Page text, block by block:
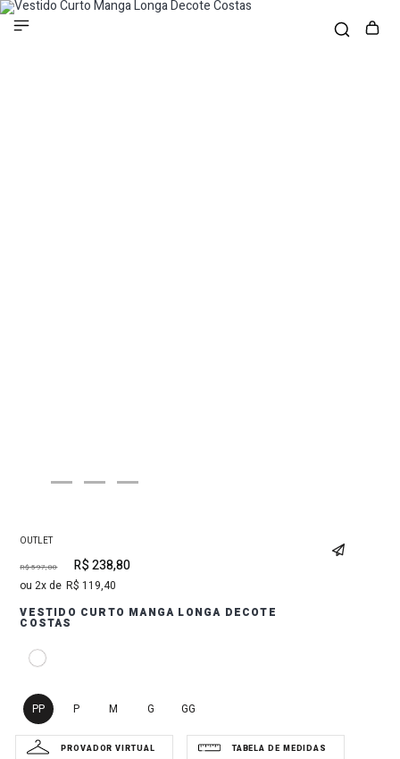
OUTLET
R$ 597,00 R$ 238,80
2 R$ 119,40
VESTIDO CURTO MANGA LONGA DECOTE
COSTAS
PP P M G GG